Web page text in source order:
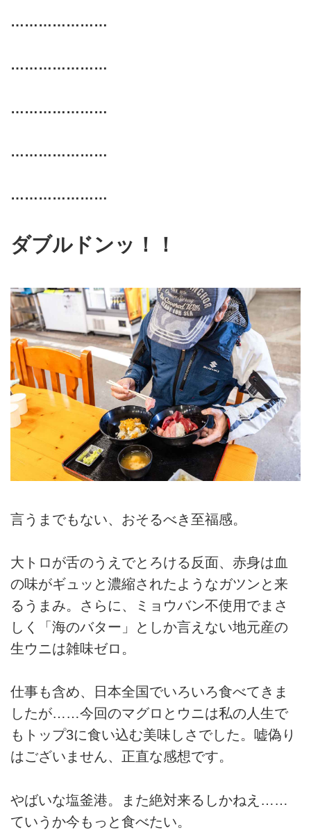
…………………
…………………
…………………
…………………
…………………
ダブルドンッ！！
言うまでもない、おそるべき至福感。
大トロが舌のうえでとろける反面、赤身は血
の味がギュッと濃縮されたようなガツンと来
るうまみ。さらに、ミョウバン不使用でまさ
しく「海のバター」としか言えない地元産の
生ウニは雑味ゼロ。
仕事も含め、日本全国でいろいろ食べてきま
したが……今回のマグロとウニは私の人生で
もトップ3に食い込む美味しさでした。嘘偽り
はございません、正直な感想です。
やばいな塩釜港。また絶対来るしかねえ……
ていうか今もっと食べたい。